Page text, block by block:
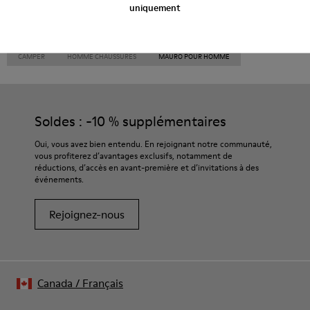
uniquement
CAMPER HOMME CHAUSSURES MAURO POUR HOMME
Soldes : -10 % supplémentaires
Oui, vous avez bien entendu. En rejoignant notre communauté,
vous profiterez d’avantages exclusifs, notamment de
réductions, d’accès en avant-première et d’invitations à des
événements.
Rejoignez-nous
Canada / Français